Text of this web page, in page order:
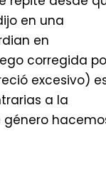
en una
en
corregida
excesivo)
a la